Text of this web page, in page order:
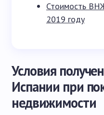
Стоимость
2019 году
Условия
Испании при
недвижимости